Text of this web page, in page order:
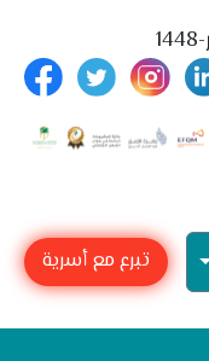
تبرع مع أسرية